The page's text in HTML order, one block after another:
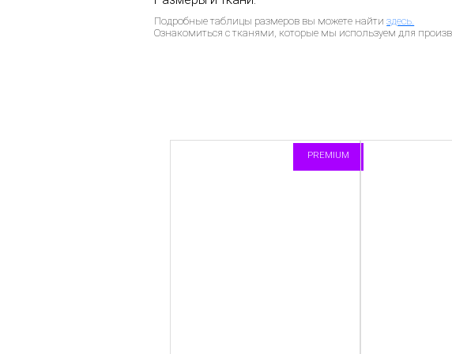
Подробные таблицы размеров вы можете найтиздесь.
Ознакомиться с тканями, которые мы используем для
PREMIUM